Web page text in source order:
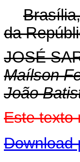
da
JOSÉ
Maílson
João
Este texto
Download